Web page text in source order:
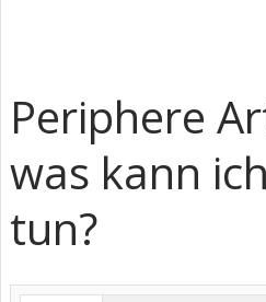
Periphere
was kann
tun?